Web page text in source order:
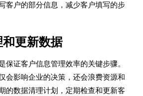
客户的部分信息，减少客户填写的步
更新数据
保证客户信息管理效率的关键步骤。
会影响企业的决策，还会浪费资源和
的数据清理计划，定期检查和更新客